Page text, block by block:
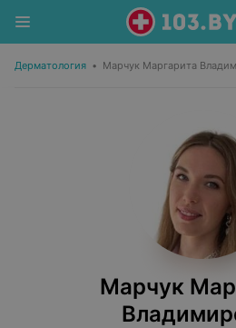
Дерматология • Марчук Маргарита
Марчук